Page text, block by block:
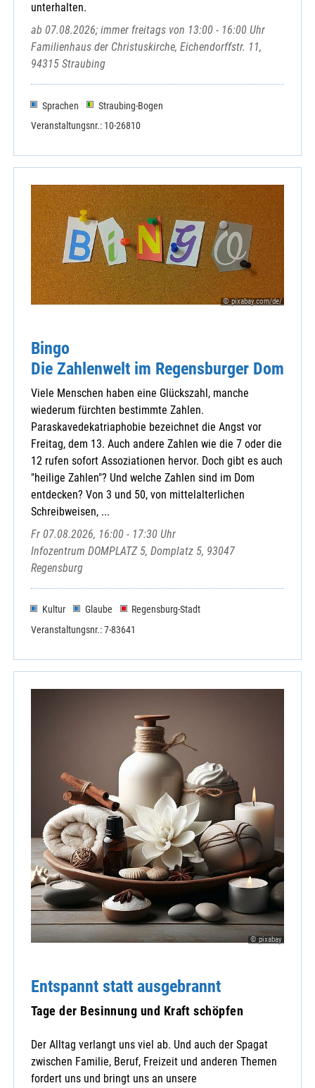
unterhalten.
ab 07.08.2026; immer freitags von 13:00 - 16:00 Uhr
Familienhaus der Christuskirche, Eichendorffstr. 11,
94315 Straubing
Sprachen
Straubing-Bogen
Veranstaltungsnr.: 10-26810
© pixabay.com/de/
Bingo
Die Zahlenwelt im Regensburger Dom
Viele Menschen haben eine Glückszahl, manche
wiederum fürchten bestimmte Zahlen.
Paraskavedekatriaphobie bezeichnet die Angst vor
Freitag, dem 13. Auch andere Zahlen wie die 7 oder die
12 rufen sofort Assoziationen hervor. Doch gibt es auch
"heilige Zahlen"? Und welche Zahlen sind im Dom
entdecken? Von 3 und 50, von mittelalterlichen
Schreibweisen, ...
Fr 07.08.2026, 16:00 - 17:30 Uhr
Infozentrum DOMPLATZ 5, Domplatz 5, 93047
Regensburg
Kultur Glaube
Regensburg-Stadt
Veranstaltungsnr.: 7-83641
© pixabay
Entspannt statt ausgebrannt
Tage der Besinnung und Kraft schöpfen
Der Alltag verlangt uns viel ab. Und auch der Spagat
zwischen Familie, Beruf, Freizeit und anderen Themen
fordert uns und bringt uns an unsere